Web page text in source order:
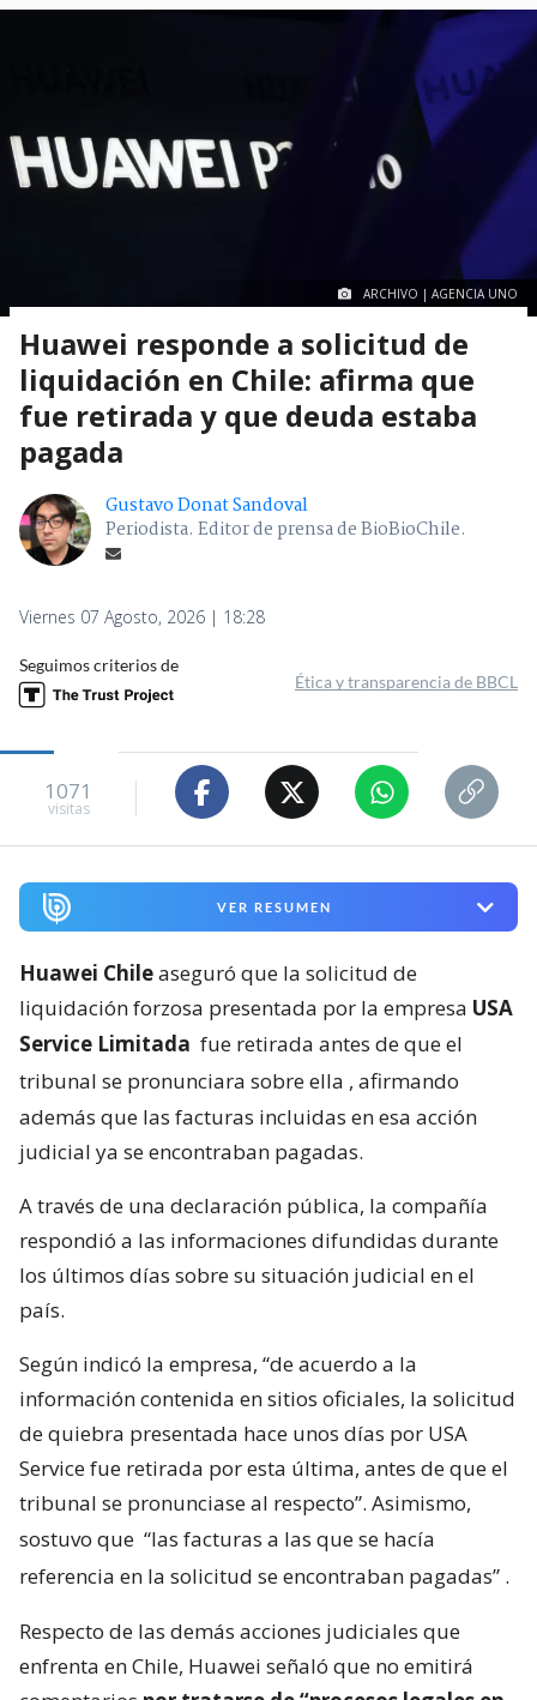
ARCHIVO | AGENCIA UNO
Huawei responde a solicitud de
liquidación en Chile: afirma que
fue retirada y que deuda estaba
pagada
Gustavo Donat Sandoval
Periodista. Editor de prensa de BioBioChile.
Viernes 07 Agosto, 2026 | 18:28
Seguimos criterios de
Ética y transparencia de BBCL
1071
visitas
VER RESUMEN
Huawei Chileaseguró que la solicitud de
liquidación forzosa presentada por la empresa USA
Service Limitada fue retirada antes de que el
tribunal se pronunciara sobre ella , afirmando
además que las facturas incluidas en esa acción
judicial ya se encontraban pagadas.
A través de una declaración pública, la compañía
respondió a las informaciones difundidas durante
los últimos días sobre su situación judicial en el
país.
Según indicó la empresa, “de acuerdo a la
información contenida en sitios oficiales, la solicitud
de quiebra presentada hace unos días por USA
Service fue retirada por esta última, antes de que el
tribunal se pronunciase al respecto”. Asimismo,
sostuvo que “las facturas a las que se hacía
referencia en la solicitud se encontraban pagadas” .
Respecto de las demás acciones judiciales que
enfrenta en Chile, Huawei señaló que no emitirá